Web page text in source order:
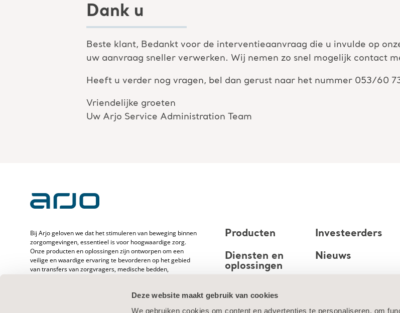
Deze website maakt gebruik van cookies
We gebruiken cookies om content en advertenties te personaliseren, om
Dank u
Beste klant, Bedankt voor de interventieaanvraag die u invulde op
uw aanvraag sneller verwerken. Wij nemen zo snel mogelijk contact
Heeft u verder nog vragen, bel dan gerust naar het nummer 053/60
Vriendelijke groeten
Uw Arjo Service Administration Team
Bij Arjo geloven we dat het stimuleren van beweging binnen
zorgomgevingen, essentieel is voor hoogwaardige zorg.
Onze producten en oplossingen zijn ontworpen om een
veilige en waardige ervaring te bevorderen op het gebied
van transfers van zorgvragers, medische bedden,
meer dan 6500 werknemers wereldwijd en 65 jaar zorg voor
Producten
Diensten en
oplossingen
Investeerders
Nieuws